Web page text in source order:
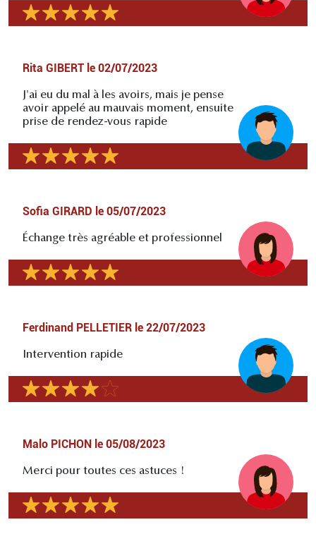
Rita GIBERT le 02/07/2023
J'ai eu du mal à les avoirs, mais je pense
avoir appelé au mauvais moment, ensuite
prise de rendez-vous rapide
Sofia GIRARD le 05/07/2023
Échange très agréable et professionnel
Ferdinand PELLETIER le 22/07/2023
Intervention rapide
Malo PICHON le 05/08/2023
Merci pour toutes ces astuces !